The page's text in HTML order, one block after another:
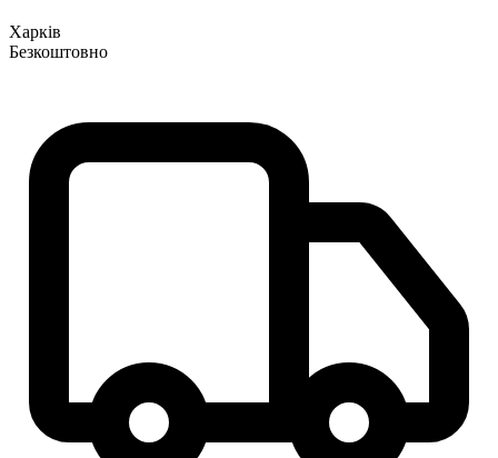
Харків
Безкоштовно